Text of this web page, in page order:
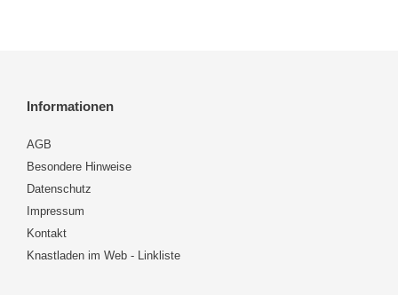
Informationen
AGB
Besondere Hinweise
Datenschutz
Impressum
Kontakt
Knastladen im Web - Linkliste